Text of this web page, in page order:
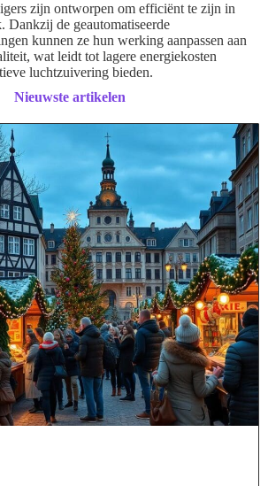
zijn ontworpen om efficiënt te zijn in
Dankzij de geautomatiseerde
kunnen ze hun werking aanpassen aan
wat leidt tot lagere energiekosten
luchtzuivering bieden.
Nieuwste artikelen